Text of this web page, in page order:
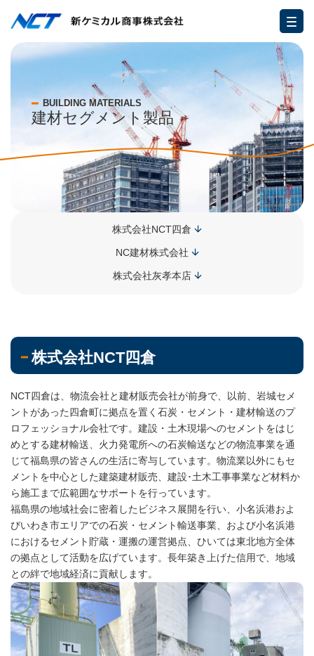
BUILDING MATERIALS
建材セグメント製品
株式会社NCT四倉
NC建材株式会社
株式会社灰孝本店
株式会社NCT四倉
NCT四倉は、物流会社と建材販売会社が前身で、以前、岩城セメ
ントがあった四倉町に拠点を置く石炭・セメント・建材輸送のプ
ロフェッショナル会社です。建設・土木現場へのセメントをはじ
めとする建材輸送、火力発電所への石炭輸送などの物流事業を通
じて福島県の皆さんの生活に寄与しています。物流業以外にもセ
メントを中心とした建築建材販売、建設･土木工事事業など材料か
ら施工まで広範囲なサポートを行っています。
福島県の地域社会に密着したビジネス展開を行い、小名浜港およ
びいわき市エリアでの石炭・セメント輸送事業、および小名浜港
におけるセメント貯蔵・運搬の運営拠点、ひいては東北地方全体
の拠点として活動を広げています。長年築き上げた信用で、地域
との絆で地域経済に貢献します。